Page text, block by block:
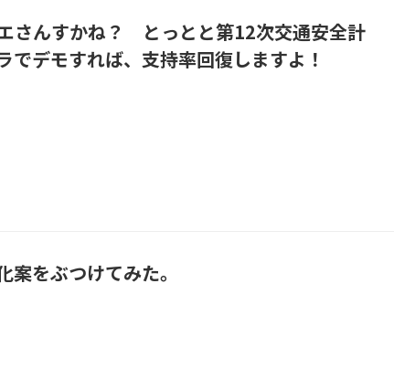
さんすかね？ とっとと第12次交通安全計
デモすれば、支持率回復しますよ！
をぶつけてみた。